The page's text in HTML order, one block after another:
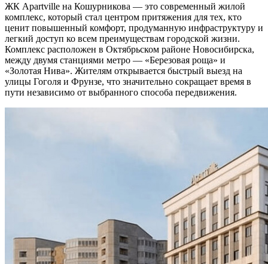
ЖК Apartville на Кошурникова — это современный жилой
комплекс, который стал центром притяжения для тех, кто
ценит повышенный комфорт, продуманную инфраструктуру и
легкий доступ ко всем преимуществам городской жизни.
Комплекс расположен в Октябрьском районе Новосибирска,
между двумя станциями метро — «Березовая роща» и
«Золотая Нива». Жителям открывается быстрый выезд на
улицы Гоголя и Фрунзе, что значительно сокращает время в
пути независимо от выбранного способа передвижения.